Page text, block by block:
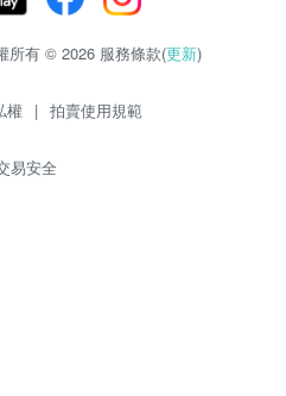
所有 © 2026 服務條款(更新)
權 | 拍賣使用規範
易安全